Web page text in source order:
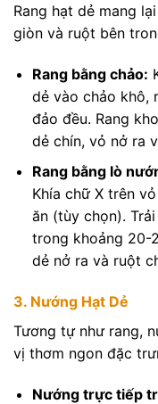
Rang hạt dẻ mang
giòn và ruột bên
Rang bằng chảo:
dẻ vào chảo khô,
đảo đều. Rang
dẻ chín, vỏ nở ra
Rang bằng lò
Khía chữ X trên
ăn (tùy chọn).
trong khoảng 20-
dẻ nở ra và ruột
3. Nướng Hạt Dẻ
Tương tự như rang,
vị thơm ngon đặc
Nướng trực tiếp